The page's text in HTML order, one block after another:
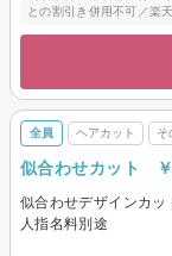
との割引き併用不可／楽
全員 ヘアカット そ
似合わせカット
似合わせデザインカ
人指名料別途